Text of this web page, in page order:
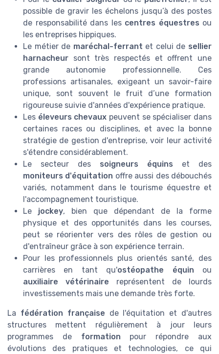
possible de gravir les échelons jusqu’à des postes
de responsabilité dans les centres équestres ou
les entreprises hippiques.
Le métier de maréchal-ferrant et celui de sellier
harnacheur sont très respectés et offrent une
grande autonomie professionnelle. Ces
professions artisanales, exigeant un savoir-faire
unique, sont souvent le fruit d’une formation
rigoureuse suivie d'années d'expérience pratique.
Les éleveurs chevaux peuvent se spécialiser dans
certaines races ou disciplines, et avec la bonne
stratégie de gestion d'entreprise, voir leur activité
s'étendre considérablement.
Le secteur des soigneurs équins et des
moniteurs d'équitation offre aussi des débouchés
variés, notamment dans le tourisme équestre et
l'accompagnement touristique.
Le jockey, bien que dépendant de la forme
physique et des opportunités dans les courses,
peut se réorienter vers des rôles de gestion ou
d'entraîneur grâce à son expérience terrain.
Pour les professionnels plus orientés santé, des
carrières en tant qu'ostéopathe équin ou
auxiliaire vétérinaire représentent de lourds
investissements mais une demande très forte.
La fédération française de l'équitation et d'autres
structures mettent régulièrement à jour leurs
programmes de formation pour répondre aux
évolutions des pratiques et technologies, ce qui